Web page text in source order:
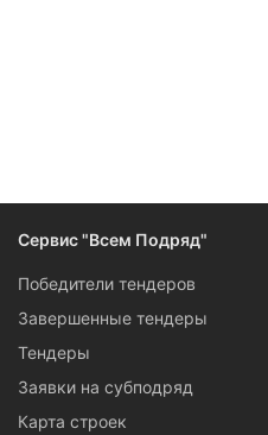
Сервис "Всем Подряд"
Победители тендеров
Завершенные тендеры
Тендеры
Заявки на субподряд
Карта строек